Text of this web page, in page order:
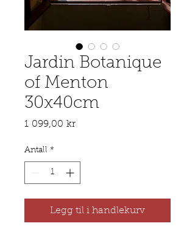
Jardin Botanique
of Menton
30x40cm
1 099,00 krPris
Antall *
Legg til i handlekurv